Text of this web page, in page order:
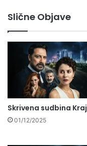
Slične Objave
Skrivena sudbina
01/12/2025